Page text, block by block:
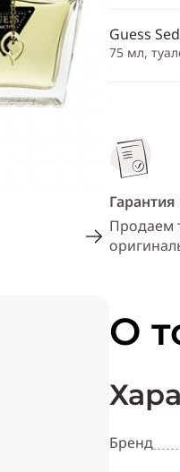
Guess
75 мл,
Гарантия
Продаем
О
Бренд